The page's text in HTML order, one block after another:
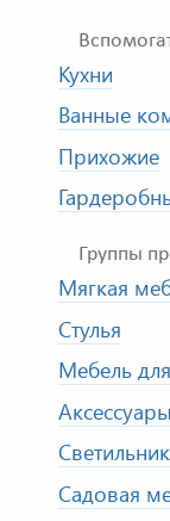
Кухни
Ванные
Прихожие
Группы
Мягкая
Стулья
Мебель
Аксессуары
Садовая